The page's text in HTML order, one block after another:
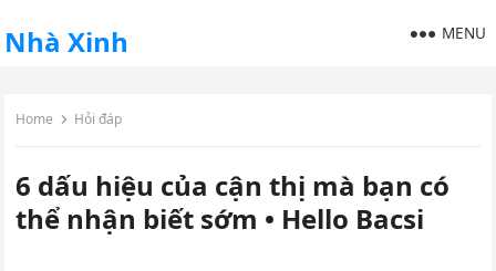
Nhà Xinh MENU
Home Hỏi đáp
6 dấu hiệu của cận thị mà bạn có
thể nhận biết sớm • Hello Bacsi